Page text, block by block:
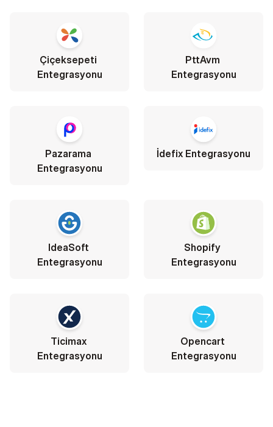
Çiçeksepeti
Entegrasyonu
PttAvm
Entegrasyonu
Pazarama
Entegrasyonu
İdefix Entegrasyonu
IdeaSoft
Entegrasyonu
Shopify
Entegrasyonu
Ticimax
Entegrasyonu
Opencart
Entegrasyonu